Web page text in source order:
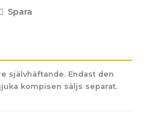
Spara
självhäftande. Endast den
kompisen säljs separat.